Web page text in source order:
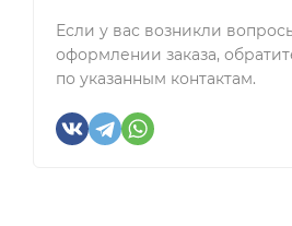
Если у вас возникли
оформлении заказа,
по указанным контактам.